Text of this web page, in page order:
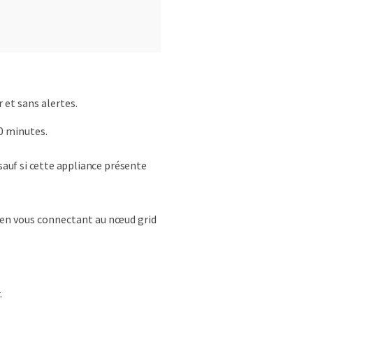
et sans alertes.
minutes.
si cette appliance présente
vous connectant au nœud grid